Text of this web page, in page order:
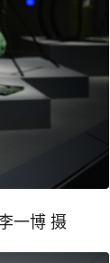
一博 摄